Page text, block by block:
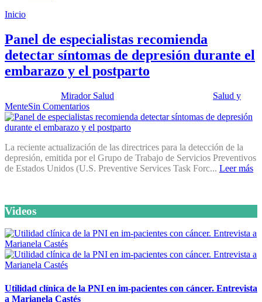
Inicio
Panel de especialistas recomienda
detectar síntomas de depresión durante el
embarazo y el postparto
Mirador Salud
Salud y
MenteSin Comentarios
La reciente actualización de las directrices para la detección de la
depresión, emitida por el Grupo de Trabajo de Servicios Preventivos
de Estados Unidos (U.S. Preventive Services Task Forc... Leer más
Videos
Utilidad clínica de la PNI en im-pacientes con cáncer. Entrevista
a Marianela Castés